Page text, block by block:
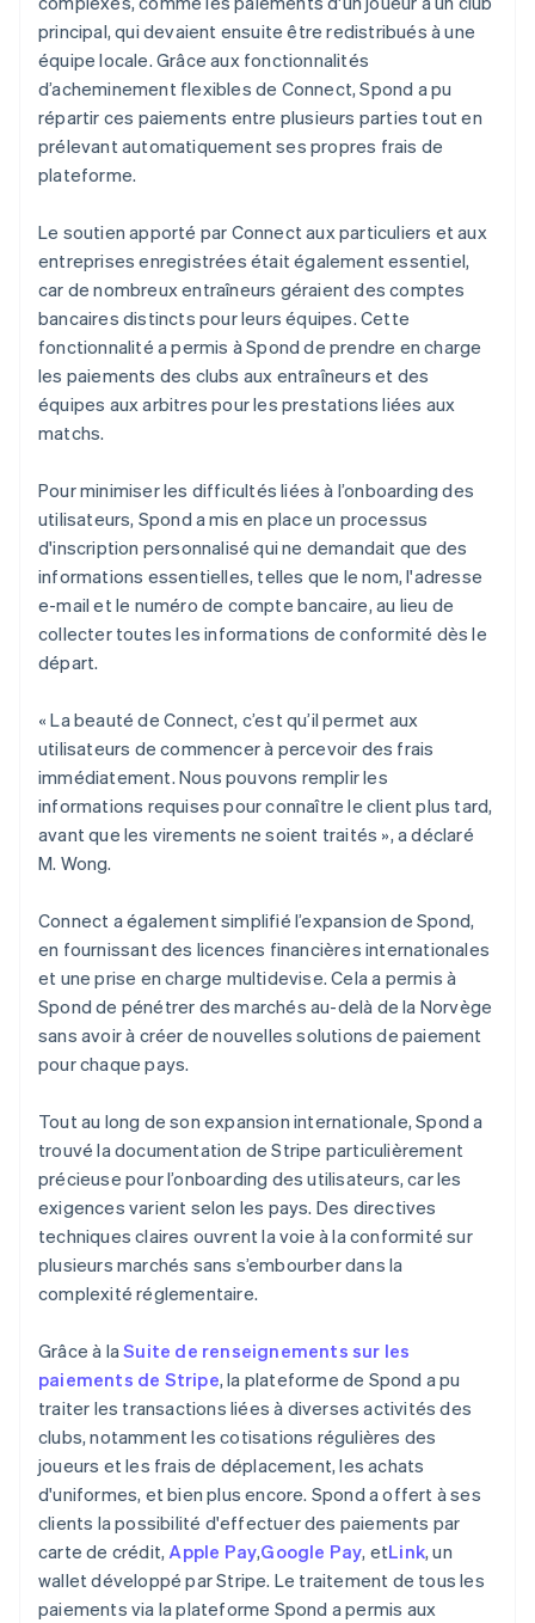
principal, qui devaient ensuite être redistribués à une
équipe locale. Grâce aux fonctionnalités
d’acheminement flexibles de Connect, Spond a pu
répartir ces paiements entre plusieurs parties tout en
prélevant automatiquement ses propres frais de
plateforme.
Le soutien apporté par Connect aux particuliers et aux
entreprises enregistrées était également essentiel,
car de nombreux entraîneurs géraient des comptes
bancaires distincts pour leurs équipes. Cette
fonctionnalité a permis à Spond de prendre en charge
les paiements des clubs aux entraîneurs et des
équipes aux arbitres pour les prestations liées aux
matchs.
Pour minimiser les difficultés liées à l’onboarding des
utilisateurs, Spond a mis en place un processus
d'inscription personnalisé qui ne demandait que des
informations essentielles, telles que le nom, l'adresse
e-mail et le numéro de compte bancaire, au lieu de
collecter toutes les informations de conformité dès le
départ.
« La beauté de Connect, c’est qu’il permet aux
utilisateurs de commencer à percevoir des frais
immédiatement. Nous pouvons remplir les
informations requises pour connaître le client plus tard,
avant que les virements ne soient traités », a déclaré
M. Wong.
Connect a également simplifié l’expansion de Spond,
en fournissant des licences financières internationales
et une prise en charge multidevise. Cela a permis à
Spond de pénétrer des marchés au-delà de la Norvège
sans avoir à créer de nouvelles solutions de paiement
pour chaque pays.
Tout au long de son expansion internationale, Spond a
trouvé la documentation de Stripe particulièrement
précieuse pour l’onboarding des utilisateurs, car les
exigences varient selon les pays. Des directives
techniques claires ouvrent la voie à la conformité sur
plusieurs marchés sans s’embourber dans la
complexité réglementaire.
Grâce à laSuite de renseignements sur les
paiements de Stripe, la plateforme de Spond a pu
traiter les transactions liées à diverses activités des
clubs, notamment les cotisations régulières des
joueurs et les frais de déplacement, les achats
d'uniformes, et bien plus encore. Spond a offert à ses
clients la possibilité d'effectuer des paiements par
carte de crédit, Apple Pay,Google Pay, etLink, un
wallet développé par Stripe. Le traitement de tous les
paiements via la plateforme Spond a permis aux